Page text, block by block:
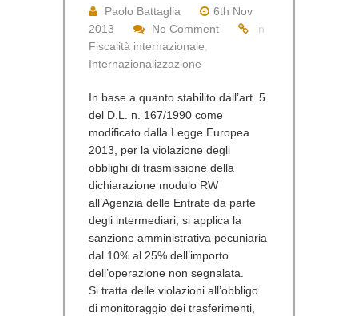
Paolo Battaglia
6th Nov
2013
No Comment
in
Fiscalità internazionale
Internazionalizzazione
In base a quanto stabilito dall’art. 5
del D.L. n. 167/1990 come
modificato dalla Legge Europea
2013 , per la violazione degli
obblighi di trasmissione della
dichiarazione modulo RW
all’Agenzia delle Entrate da parte
degli intermediari , si applica la
sanzione amministrativa pecuniaria
dal 10% al 25% dell’importo
dell’operazione non segnalata.
Si tratta delle violazioni all’obbligo
di monitoraggio dei trasferimenti,